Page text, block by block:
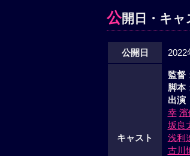
公開日・キャ
公開日 2022
キャスト
監督
脚本
出演
幸 濱
坂良
浅利
古川